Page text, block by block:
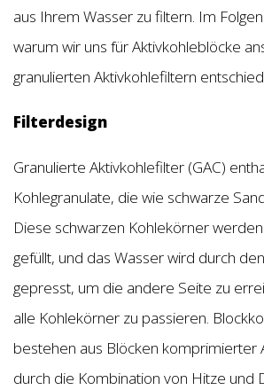
aus Ihrem Wasser zu filtern. Im
warum wir uns für Aktivkohleblöcke
granulierten Aktivkohlefiltern
Filterdesign
Granulierte Aktivkohlefilter (GAC)
Kohlegranulate, die wie schwarze
Diese schwarzen Kohlekörner
gefüllt, und das Wasser wird durch
gepresst, um die andere Seite zu
alle Kohlekörner zu passieren.
bestehen aus Blöcken komprimierter
durch die Kombination von Hitze und